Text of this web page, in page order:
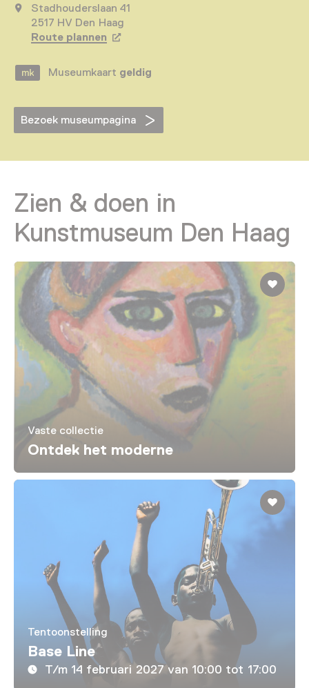
Stadhouderslaan 41
2517 HV Den Haag
Route plannen Opent in een nieuw tabblad
Museumkaart geldig
Bezoek museumpagina
Zien & doen in
Kunstmuseum Den Haag
Vaste collectie
Ontdek het moderne
Tentoonstelling
Base Line
T/m 14 februari 2027 van 10:00 tot 17:00